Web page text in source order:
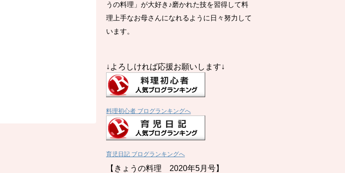
うの料理」が大好き♪磨かれた技を習得して料
理上手なお母さんになれるように日々努力して
います。
↓よろしければ応援お願いします↓
料理初心者 ブログランキングへ
育児日記 ブログランキングへ
【きょうの料理 2020年5月号】